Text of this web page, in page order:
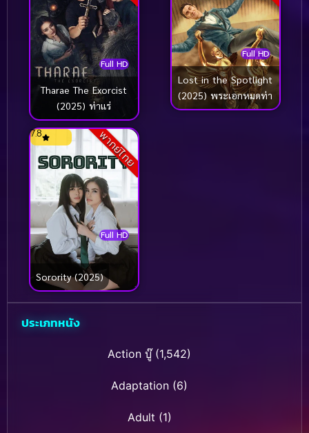
Full HD
Tharae The Exorcist
(2025) ท่าแร่
Full HD
Lost in the Spotlight
(2025) พระเอกหมดท่า
พากย์ไทย
Full HD
7.8
Sorority (2025)
ประเภทหนัง
Action บู๊(1,542)
Adaptation (6)
Adult (1)